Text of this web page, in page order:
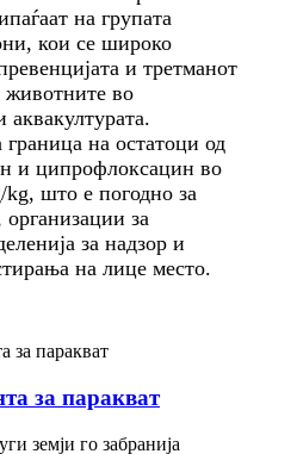
на групата
кои се широко
и третманот
животните во
аквакултурата.
на остатоци од
и ципрофлоксацин во
kg, што е погодно за
организации за
за надзор и
на лице место.
за паракват
земји го забранија